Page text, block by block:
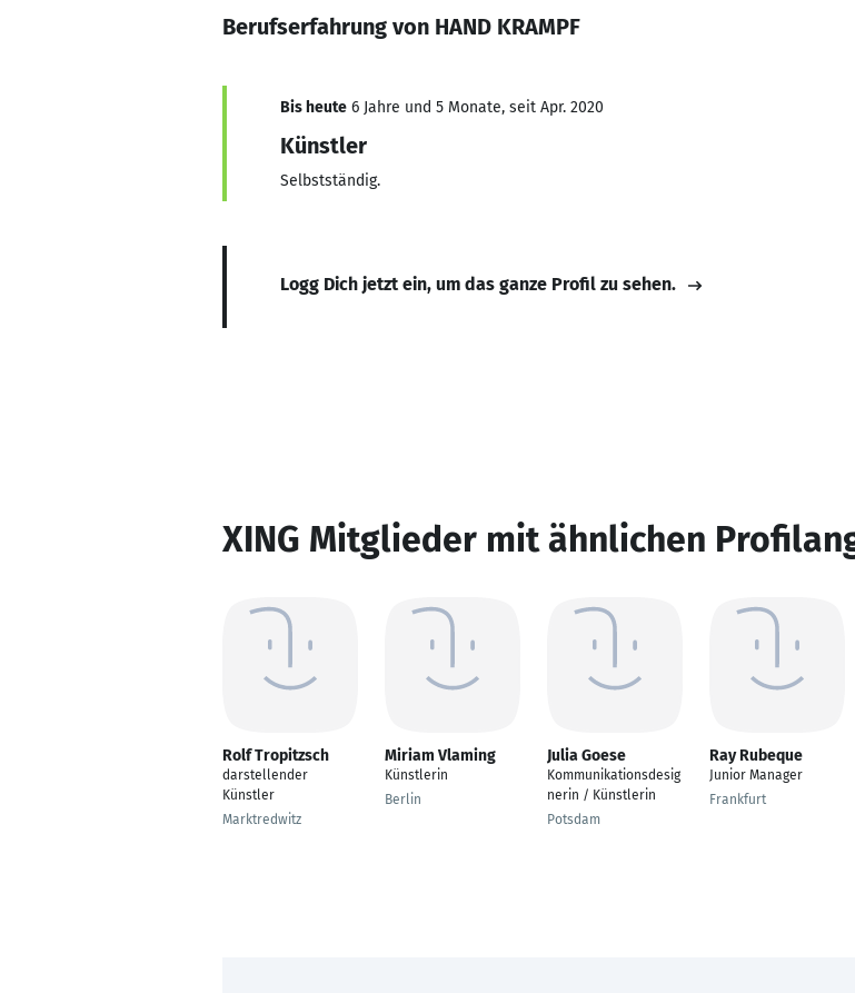
Berufserfahrung von HAND KRAMPF
Bis heute 6 Jahre und 5 Monate, seit Apr. 2020
Künstler
Selbstständig.
Logg Dich jetzt ein, um das ganze Profil zu sehen.
XING Mitglieder mit ähnlichen
Rolf Tropitzsch
darstellender
Künstler
Marktredwitz
Miriam Vlaming
Künstlerin
Berlin
Julia Goese
Kommunikationsdesig
nerin / Künstlerin
Potsdam
Ray Rubeque
Junior Manager
Frankfurt